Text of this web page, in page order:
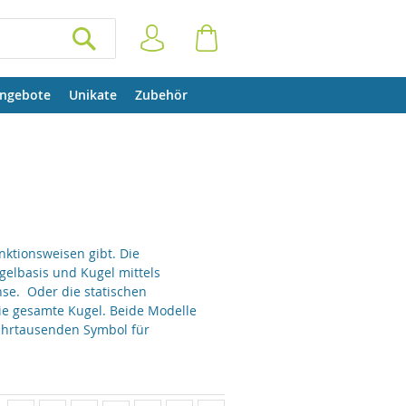
Anmelden
Unikate Zubehör
gibt. Die
und Kugel mittels
Oder die statischen
gesamte Kugel. Beide Modelle
Symbol für